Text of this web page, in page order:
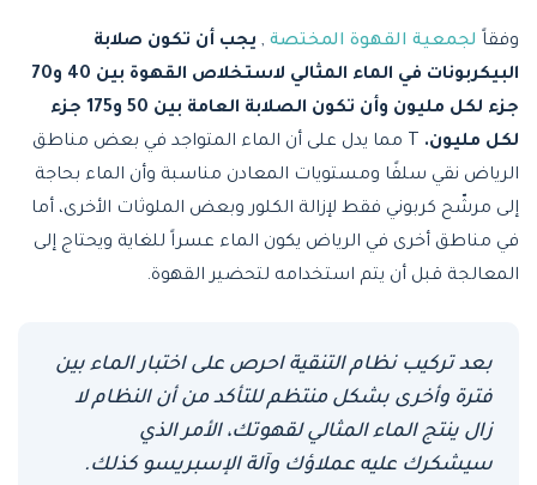
وفقاً لجمعية القهوة المختصة , يجب أن تكون صلابة
البيكربونات في الماء المثالي لاستخلاص القهوة بين 40 و70
جزء لكل مليون وأن تكون الصلابة العامة بين 50 و175 جزء
لكل مليون.
T مما يدل على أن الماء المتواجد في بعض مناطق
الرياض نقي سلفًا ومستويات المعادن مناسبة وأن الماء بحاجة
إلى مرشّح كربوني فقط لإزالة الكلور وبعض الملوثات الأخرى، أما
في مناطق أخرى في الرياض يكون الماء عسراً للغاية ويحتاج إلى
المعالجة قبل أن يتم استخدامه لتحضير القهوة.
بعد تركيب نظام التنقية احرص على اختبار الماء بين
فترة وأخرى بشكل منتظم للتأكد من أن النظام لا
زال ينتج الماء المثالي لقهوتك، الأمر الذي
سيشكرك عليه عملاؤك وآلة الإسبريسو كذلك.